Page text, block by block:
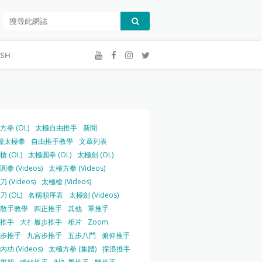
拳 (OL) 太極自由推手 新聞
太極拳
自由推手教學 文章列表
(OL) 太極圓拳 (OL) 太極劍 (OL)
拳 (Videos) 太極方拳 (Videos)
(Videos) 太極槍 (Videos)
(OL) 名稱順序表 太極劍 (Videos)
手教學
四正推手 其他 單推手
手 大扌履步推手 相片
Zoom
推手
九宮步推手 五步八門
俯仰推手
功 (Videos) 太極方拳 (集體) 採浪推手